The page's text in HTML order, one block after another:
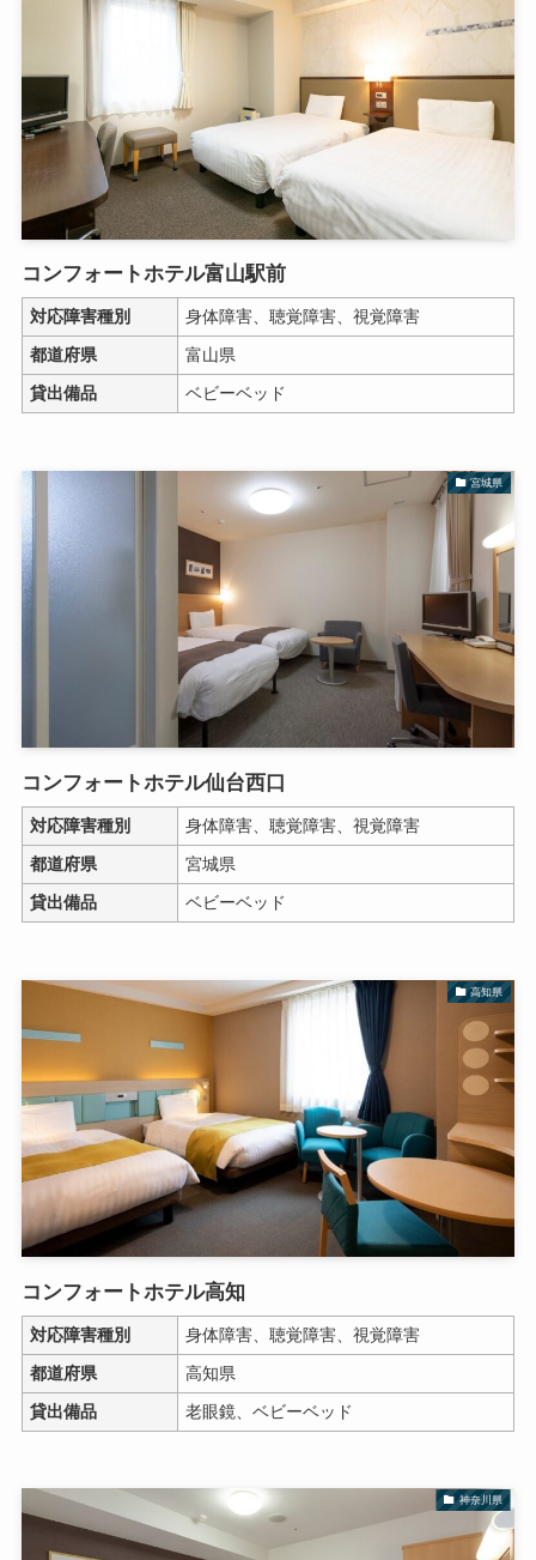
コンフォートホテル富山駅前
対応障害種別
身体障害、聴覚障害、視覚障害
都道府県
富山県
貸出備品
ベビーベッド
宮城県
コンフォートホテル仙台西口
対応障害種別
身体障害、聴覚障害、視覚障害
都道府県
宮城県
貸出備品
ベビーベッド
高知県
コンフォートホテル高知
対応障害種別
身体障害、聴覚障害、視覚障害
都道府県
高知県
貸出備品
老眼鏡、ベビーベッド
神奈川県